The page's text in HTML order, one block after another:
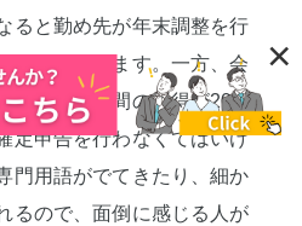
ると勤め先が年末調整を行
整してくれます。一方、会
る場合、年間の所得が20万
定申告を行わなくてはいけ
門用語がでてきたり、細か
るので、面倒に感じる人が
×